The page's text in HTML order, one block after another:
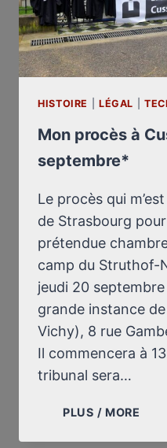
HISTOIRE LÉGAL
Mon procès à
septembre*
Le procès qui
de Strasbourg
prétendue
camp du Struthof-
jeudi 20
grande instance
Vichy), 8 rue
Il commencera à
tribunal sera…
PLUS / MORE